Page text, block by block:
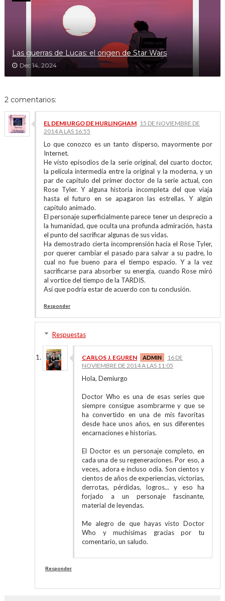
Las guerras de Lucas: el origen de Star Wars
Dec 14, 2024
2 comentarios:
EL DEMIURGO DE HURLINGHAM 15 DE NOVIEMBRE DE
2014 A LAS 16:55
Lo que conozco es un tanto disperso, mayormente por
Internet.
He visto episodios de la serie original, del cuarto doctor,
la película intermedia entre la original y la moderna, y un
par de capitulo del primer doctor de la serie actual, con
Rose Tyler. Y alguna historia incompleta del que viaja
hasta el futuro en se apagaron las estrellas. Y algún
capitulo animado.
El personaje superficialmente parece tener un desprecio a
la humanidad, que oculta una profunda admiración, hasta
el punto del sacrificar algunas de sus vidas.
Ha demostrado cierta incomprensión hacia el Rose Tyler,
por querer cambiar el pasado para salvar a su padre, lo
cual no fue bueno para el tiempo espacio. Y a la vez
sacrificarse para absorber su energía, cuando Rose miró
al vortice del tiempo de la TARDIS.
Así que podría estar de acuerdo con tu conclusión.
Responder
Respuestas
CARLOS J. EGUREN
16 DE
NOVIEMBRE DE 2014 A LAS 11:05
Hola, Demiurgo
Doctor Who es una de esas series que
siempre consigue asombrarme y que se
ha convertido en una de mis favoritas
desde hace unos años, en sus diferentes
encarnaciones e historias.
El Doctor es un personaje completo, en
cada una de su regeneraciones. Por eso, a
veces, adora e incluso odia. Son cientos y
cientos de años de experiencias, victorias,
derrotas, pérdidas, logros... y eso ha
forjado a un personaje fascinante,
material de leyendas.
Me alegro de que hayas visto Doctor
Who y muchísimas gracias por tu
comentario, un saludo.
Responder